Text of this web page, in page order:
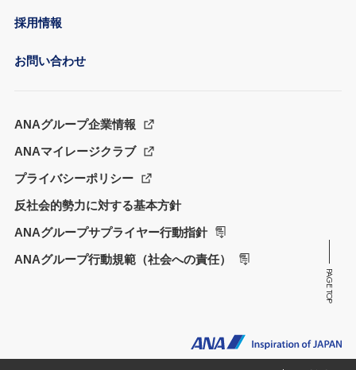
PAGE TOP
採用情報
お問い合わせ
ANAグループ企業情報
ANAマイレージクラブ
プライバシーポリシー
反社会的勢力に対する基本方針
ANAグループサプライヤー行動指針
ANAグループ行動規範（社会への責任）